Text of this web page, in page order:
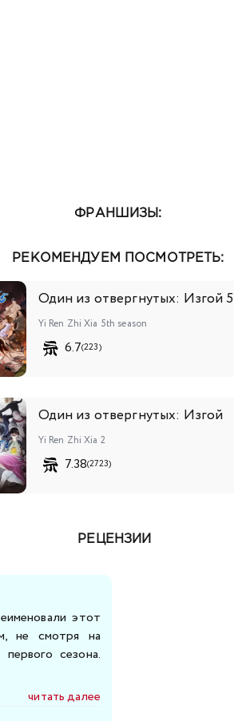
ФРАНШИЗЫ:
РЕКОМЕНДУЕМ ПОСМОТРЕТЬ:
Один из отвергнутых: Изгой 5
Yi Ren Zhi Xia 5th season
6.7(223)
Один из отвергнутых: Изгой
Yi Ren Zhi Xia 2
7.38(2723)
РЕЦЕНЗИИ
этот
не смотря на
сезона.
читать далее